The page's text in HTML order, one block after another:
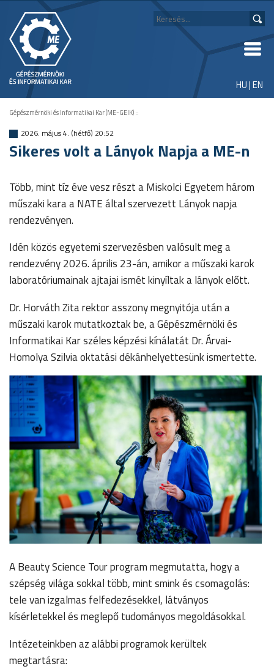
HU|EN
Gépészmérnöki és Informatikai Kar (ME-GEIK)::
2026. május 4. (hétfő) 20:52
Sikeres volt a Lányok Napja a ME-n
Több, mint tíz éve vesz részt a Miskolci Egyetem három
műszaki kara a NATE által szervezett Lányok napja
rendezvényen.
Idén közös egyetemi szervezésben valósult meg a
rendezvény 2026. április 23-án, amikor a műszaki karok
laboratóriumainak ajtajai ismét kinyíltak a lányok előtt.
Dr. Horváth Zita rektor asszony megnyitója után a
műszaki karok mutatkoztak be, a Gépészmérnöki és
Informatikai Kar széles képzési kínálatát Dr. Árvai-
Homolya Szilvia oktatási dékánhelyettesünk ismertette.
A Beauty Science Tour program megmutatta, hogy a
szépség világa sokkal több, mint smink és csomagolás:
tele van izgalmas felfedezésekkel, látványos
kísérletekkel és meglepő tudományos megoldásokkal.
Intézeteinkben az alábbi programok kerültek
megtartásra: